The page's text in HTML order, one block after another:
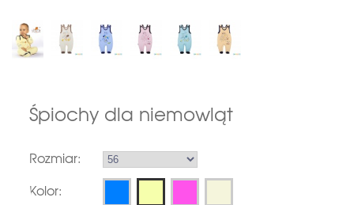
Śpiochy dla niemowląt
Rozmiar:
Kolor: